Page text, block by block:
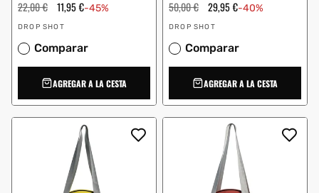
Precio
habitual
22,00 € Precio
de
oferta
11,95 €-45%
Proveedor:
DROP SHOT
Comparar
AGREGAR A LA CESTA
Precio
habitual
50,00 € Precio
oferta
29,95 €-40%
Proveedor:
DROP SHOT
Comparar
AGREGAR A LA CESTA